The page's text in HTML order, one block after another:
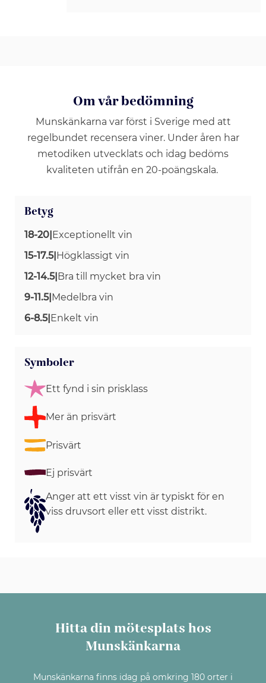
Om vår bedömning
Munskänkarna var först i Sverige med att
regelbundet recensera viner. Under åren har
metodiken utvecklats och idag bedöms
kvaliteten utifrån en 20-poängskala.
Betyg
18-20|Exceptionellt vin
15-17.5|Högklassigt vin
12-14.5|Bra till mycket bra vin
9-11.5|Medelbra vin
6-8.5|Enkelt vin
Symboler
Ett fynd i sin prisklass
Mer än prisvärt
Prisvärt
Ej prisvärt
Anger att ett visst vin är typiskt för en
viss druvsort eller ett visst distrikt.
Hitta din mötesplats hos
Munskänkarna
Munskänkarna finns idag på omkring 180 orter i